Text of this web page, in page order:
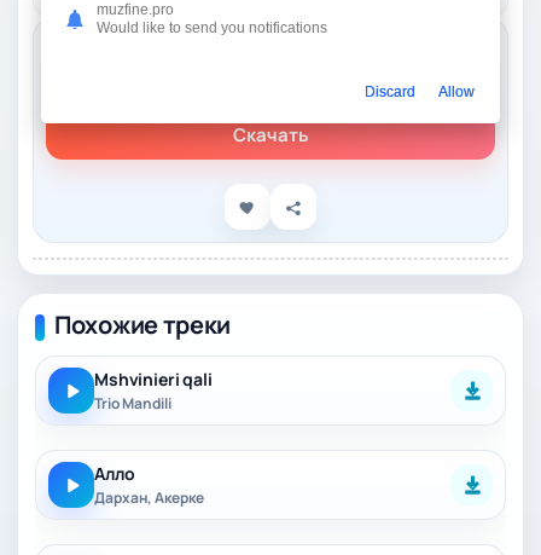
Скачать
Похожие треки
Mshvinieri qali
Trio Mandili
Алло
Дархан, Акерке
muzfine.pro
Would like to send you notifications
Discard Allow